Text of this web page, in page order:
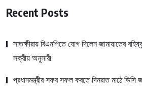
Recent Posts
সাতক্ষীরায় বিএনপিতে যোগ দিলেন জামায়াতের
সক্রীয় অনুসারী
প্রধানমন্ত্রীর সফর সফল করতে দিনরাত মাঠে ডিসি